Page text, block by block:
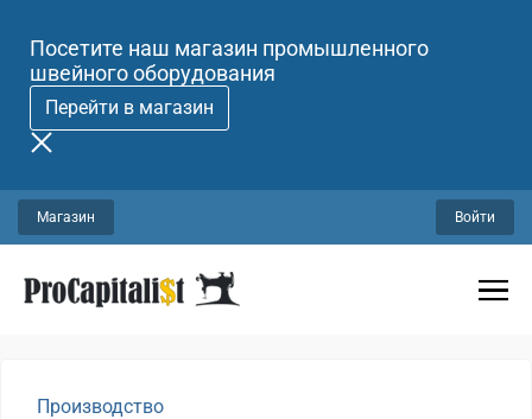
Посетите наш магазин промышленного
швейного оборудования
Перейти в магазин
Магазин Войти
Производство